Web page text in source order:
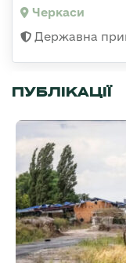
Черкаси
Державна
ПУБЛІКАЦІЇ